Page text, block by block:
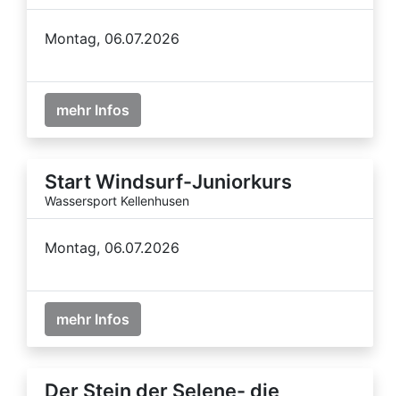
Montag, 06.07.2026
mehr Infos
Start Windsurf-Juniorkurs
Wassersport Kellenhusen
Montag, 06.07.2026
mehr Infos
Der Stein der Selene- die